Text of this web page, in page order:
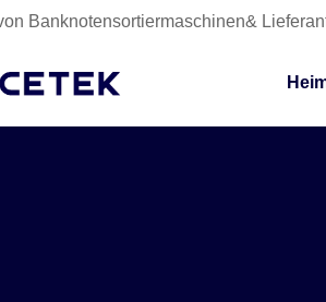
Banknotensortiermaschinen&